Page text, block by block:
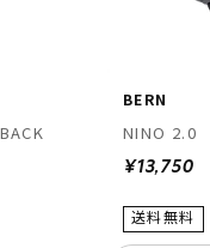
BERN
NINO 2.0
¥13,750